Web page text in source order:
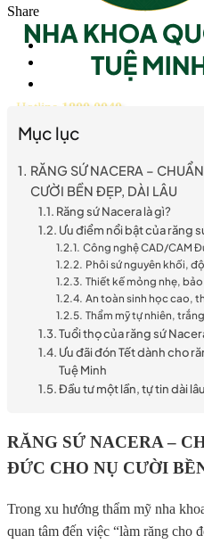
Hotline 1800 0040
Share
Mục lục
RĂNG SỨ NACERA –
CƯỜI BỀN ĐẸP, DÀI LÂU
Răng sứ Nacera là gì?
Ưu điểm nổi bật của răng
Công nghệ CAD/CAM
Phôi sứ nguyên khối,
Thiết kế mỏng nhẹ,
An toàn sinh học cao,
Thẩm mỹ tự nhiên,
Tuổi thọ của răng sứ
Ưu đãi đón Tết dành cho
Tuệ Minh
Đầu tư một lần, tự tin dài lâu
RĂNG SỨ NACERA –
ĐỨC CHO NỤ CƯỜI
Trong xu hướng thẩm mỹ nha
quan tâm đến việc “làm răng cho